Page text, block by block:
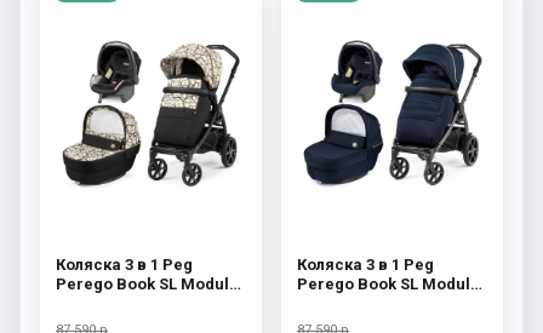
Коляска 3 в 1 Peg
Perego Book SL Modular
Коляска 3 в 1 Peg
Perego Book SL Modular